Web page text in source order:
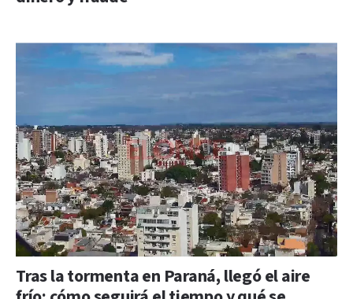
Tras la tormenta en Paraná, llegó el aire